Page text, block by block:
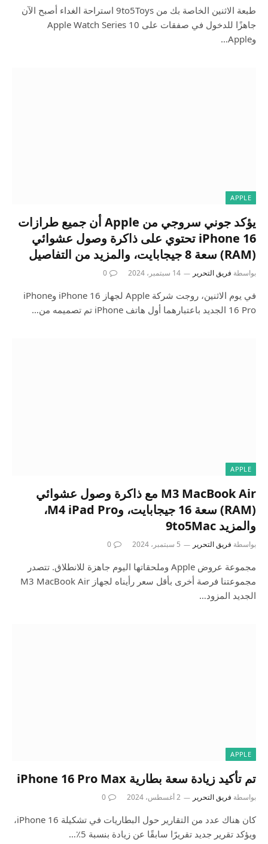
طبعة الاثنين الخاصة بك من 9to5Toys استراحة الغداء أصبح الآن
جاهزًا للدخول في صفقات على Apple Watch Series 10
وApple…
APPLE
يؤكد جوني سروجي من Apple أن جميع طرازات
iPhone 16 تحتوي على ذاكرة وصول عشوائي
(RAM) سعة 8 جيجابايت، والمزيد من التفاصيل
بواسطة فريق التحرير 14 سبتمبر، 2024 0
في يوم الاثنين، روجت شركة Apple لجهاز iPhone 16 وiPhone
16 Pro الجديد باعتبارهما أول هاتف iPhone تم تصميمه من…
APPLE
M3 MacBook Air مع ذاكرة وصول عشوائي
(RAM) سعة 16 جيجابايت، وM4 iPad Pro،
والمزيد 9to5Mac
بواسطة فريق التحرير 5 سبتمبر، 2024 0
مجموعة عروض Apple وملحقاتها اليوم جاهزة للانطلاق. تتصدر
مجموعتنا فرصة أخرى بأقل سعر رأيناه لجهاز M3 MacBook Air
الجديد المزود…
APPLE
تم تأكيد زيادة سعة بطارية iPhone 16 Pro Max
بواسطة فريق التحرير 2 أغسطس، 2024 0
كان هناك عدد من التقارير حول البطاريات في تشكيلة iPhone 16،
ويؤكد تقرير جديد تقريرًا سابقًا عن زيادة بنسبة 5٪…